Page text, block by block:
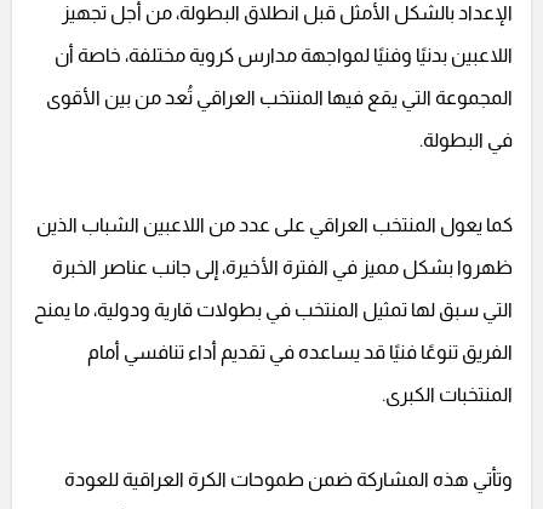
الإعداد بالشكل الأمثل قبل انطلاق البطولة، من أجل تجهيز
اللاعبين بدنيًا وفنيًا لمواجهة مدارس كروية مختلفة، خاصة أن
المجموعة التي يقع فيها المنتخب العراقي تُعد من بين الأقوى
في البطولة.
كما يعول المنتخب العراقي على عدد من اللاعبين الشباب الذين
ظهروا بشكل مميز في الفترة الأخيرة، إلى جانب عناصر الخبرة
التي سبق لها تمثيل المنتخب في بطولات قارية ودولية، ما يمنح
الفريق تنوعًا فنيًا قد يساعده في تقديم أداء تنافسي أمام
المنتخبات الكبرى.
وتأتي هذه المشاركة ضمن طموحات الكرة العراقية للعودة